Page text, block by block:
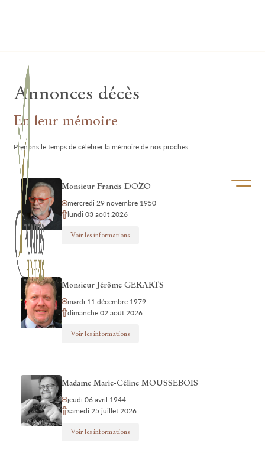
Ouvrir/
Annonces décès
En leur mémoire
Prenons le temps de célébrer la mémoire de nos proches.
Monsieur Francis DOZO
mercredi 29 novembre 1950
lundi 03 août 2026
Voir les informations
Monsieur Jérôme GERARTS
mardi 11 décembre 1979
dimanche 02 août 2026
Voir les informations
Madame Marie-Céline MOUSSEBOIS
jeudi 06 avril 1944
samedi 25 juillet 2026
Voir les informations